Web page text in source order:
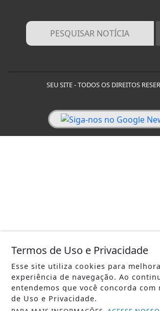
SEU SITE - TODOS OS DIREITOS
Termos de Uso e Privacidade
Esse site utiliza cookies para
experiência de navegação. Ao
entendemos que você concorda com
de Uso e Privacidade.